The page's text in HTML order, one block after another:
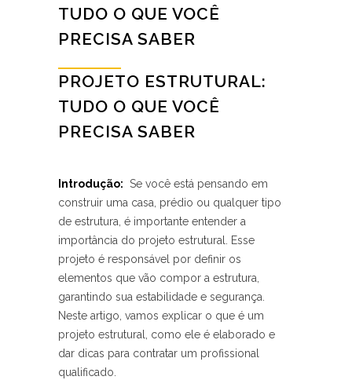
TUDO O QUE VOCÊ
PRECISA SABER
PROJETO ESTRUTURAL:
TUDO O QUE VOCÊ‌
PRECISA SABER
Introdução: ⁢ Se você está pensando em
construir‌ uma casa, prédio ou ‌qualquer​ tipo
de estrutura, é importante entender a
importância⁤ do projeto estrutural. Esse​
projeto é responsável por definir os
elementos que vão compor a estrutura,
garantindo sua estabilidade e segurança.
Neste artigo, vamos explicar o que é um
projeto estrutural, como ele é elaborado e
dar dicas para contratar um profissional
qualificado.